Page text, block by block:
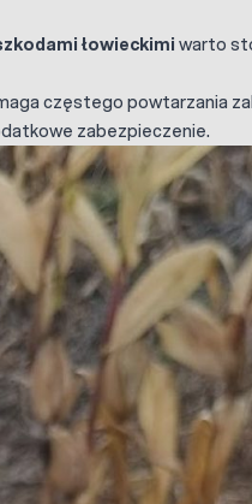
łowieckimiwarto
częstego powtarzania
zabezpieczenie.